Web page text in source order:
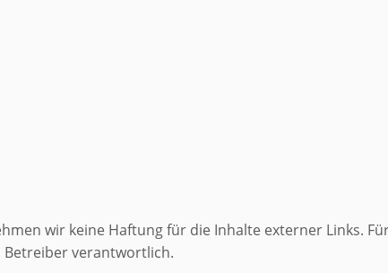
wir keine Haftung für die Inhalte externer Links.
Betreiber verantwortlich.